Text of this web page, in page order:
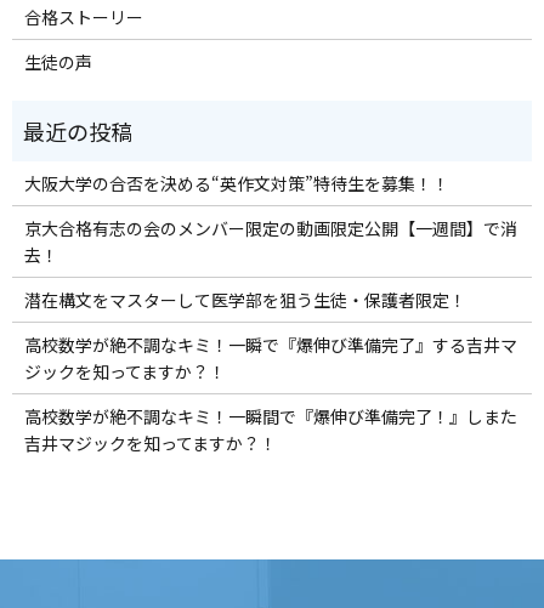
合格ストーリー
生徒の声
大阪大学の合否を決める“英作文対策”特待生を募集！！
京大合格有志の会のメンバー限定の動画限定公開【一週間】で消
去！
潜在構文をマスターして医学部を狙う生徒・保護者限定！
高校数学が絶不調なキミ！一瞬で『爆伸び準備完了』する吉井マ
ジックを知ってますか？！
高校数学が絶不調なキミ！一瞬間で『爆伸び準備完了！』しまた
吉井マジックを知ってますか？！